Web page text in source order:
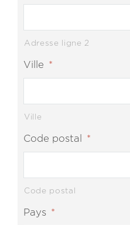
Adresse ligne 2
Ville *
Ville
Code postal *
Code postal
Pays *